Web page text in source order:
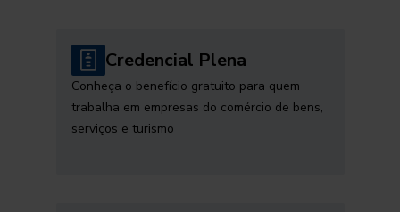
Credencial Plena
Conheça o benefício gratuito para quem
trabalha em empresas do comércio de bens,
serviços e turismo